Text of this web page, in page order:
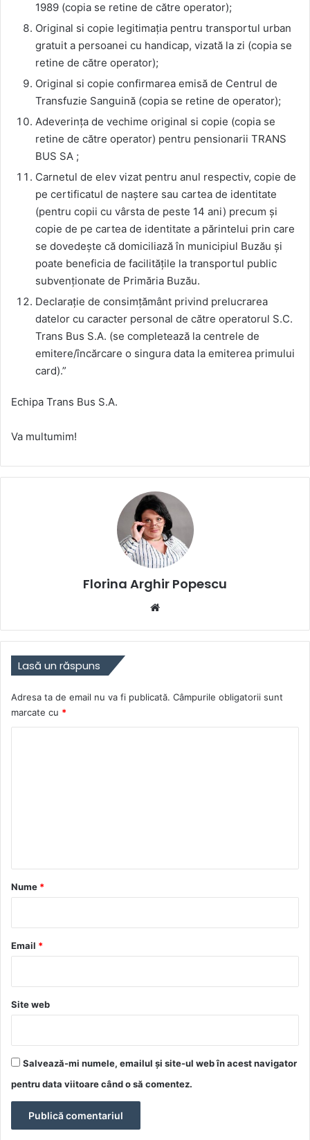
1989 (copia se retine de către operator);
Original si copie legitimația pentru transportul urban
gratuit a persoanei cu handicap, vizată la zi (copia se
retine de către operator);
Original si copie confirmarea emisă de Centrul de
Transfuzie Sanguină (copia se retine de operator);
Adeverința de vechime original si copie (copia se
retine de către operator) pentru pensionarii TRANS
BUS SA ;
Carnetul de elev vizat pentru anul respectiv, copie de
pe certificatul de naștere sau cartea de identitate
(pentru copii cu vârsta de peste 14 ani) precum și
copie de pe cartea de identitate a părintelui prin care
se dovedește că domiciliază în municipiul Buzău și
poate beneficia de facilitățile la transportul public
subvenționate de Primăria Buzău.
Declarație de consimțământ privind prelucrarea
datelor cu caracter personal de către operatorul S.C.
Trans Bus S.A. (se completează la centrele de
emitere/încărcare o singura data la emiterea primului
card).”
Echipa Trans Bus S.A.
Va multumim!
Florina Arghir Popescu
Lasă un răspuns
Adresa ta de email nu va fi publicată. Câmpurile obligatorii sunt
marcate cu *
r
*
Nume *
Email *
Site web
Salvează-mi numele, emailul și site-ul web în acest navigator
pentru data viitoare când o să comentez.